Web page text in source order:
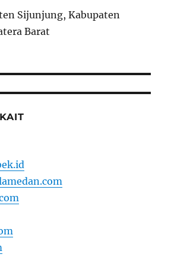
Sijunjung, Kabupaten
Barat